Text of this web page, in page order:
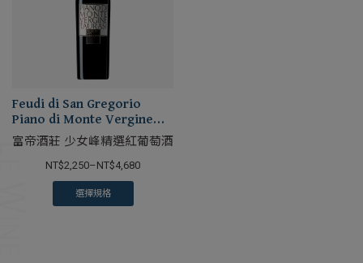
Feudi di San Gregorio
Piano di Monte Vergine
Taurasi Riserva DOCG
富帝酒莊 少女峰精選紅葡萄酒
NT$2,250–NT$4,680
選擇規格